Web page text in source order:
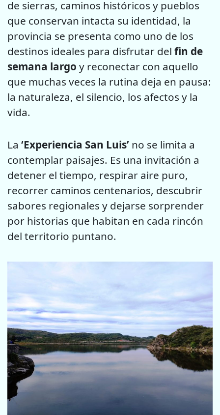
de sierras, caminos históricos y pueblos
que conservan intacta su identidad, la
provincia se presenta como uno de los
destinos ideales para disfrutar del fin de
semana largo y reconectar con aquello
que muchas veces la rutina deja en pausa:
la naturaleza, el silencio, los afectos y la
vida.
La ‘Experiencia San Luis’ no se limita a
contemplar paisajes. Es una invitación a
detener el tiempo, respirar aire puro,
recorrer caminos centenarios, descubrir
sabores regionales y dejarse sorprender
por historias que habitan en cada rincón
del territorio puntano.